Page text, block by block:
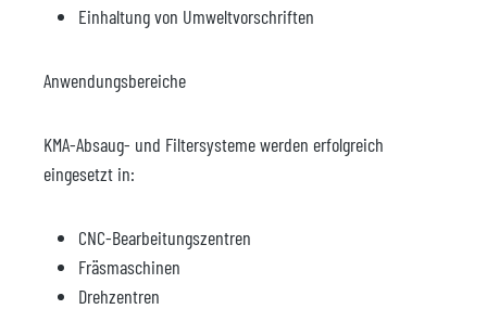
Einhaltung von Umweltvorschriften
Anwendungsbereiche
KMA-Absaug- und Filtersysteme werden erfolgreich
eingesetzt in:
CNC-Bearbeitungszentren
Fräsmaschinen
Drehzentren